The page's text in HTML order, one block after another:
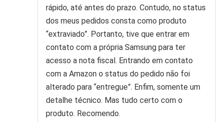
rápido, até antes do prazo. Contudo, no status
dos meus pedidos consta como produto
“extraviado”. Portanto, tive que entrar em
contato com a própria Samsung para ter
acesso a nota fiscal. Entrando em contato
com a Amazon o status do pedido não foi
alterado para “entregue”. Enfim, somente um
detalhe técnico. Mas tudo certo com o
produto. Recomendo.